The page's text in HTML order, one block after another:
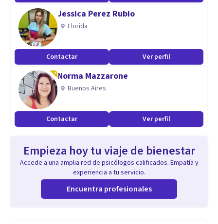
Jessica Perez Rubio
Florida
Contactar Ver perfil
Norma Mazzarone
Buenos Aires
Contactar Ver perfil
Empieza hoy tu viaje de bienestar
Accede a una amplia red de psicólogos calificados. Empatía y
experiencia a tu servicio.
Encuentra profesionales